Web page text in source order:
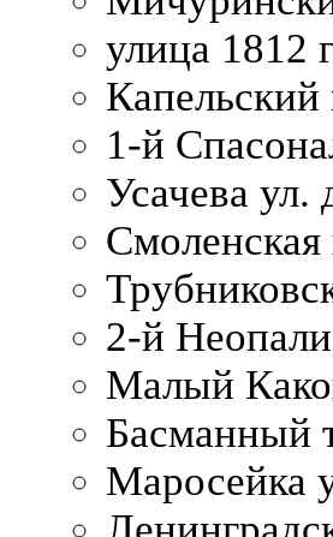
улица 1812
Капельский
1-й
Усачева ул.
2-й
Малый
Басманный
Маросейка